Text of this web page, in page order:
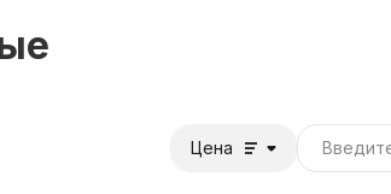
Цена